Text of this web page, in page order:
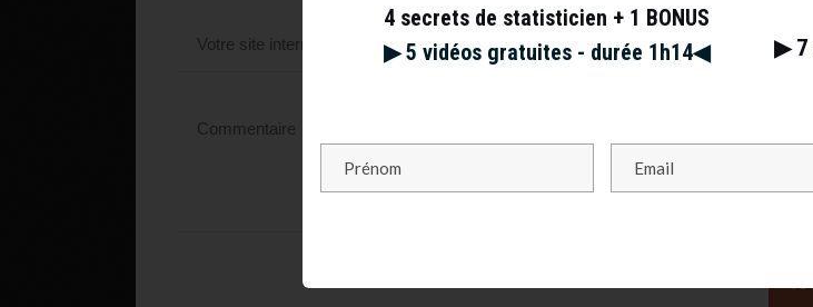
4 secrets de statisticien + 1 BONUS
▶︎ 5 vidéos gratuites - durée 1h14◀︎
▶︎ 7